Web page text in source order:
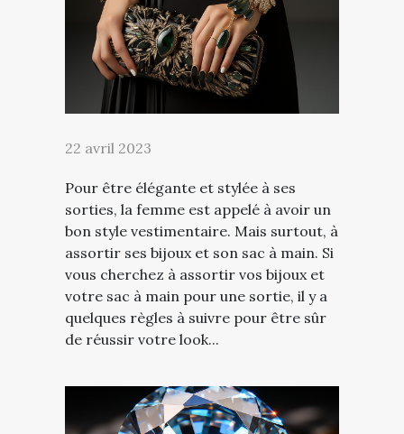
22 avril 2023
Pour être élégante et stylée à ses
sorties, la femme est appelé à avoir un
bon style vestimentaire. Mais surtout, à
assortir ses bijoux et son sac à main. Si
vous cherchez à assortir vos bijoux et
votre sac à main pour une sortie, il y a
quelques règles à suivre pour être sûr
de réussir votre look...